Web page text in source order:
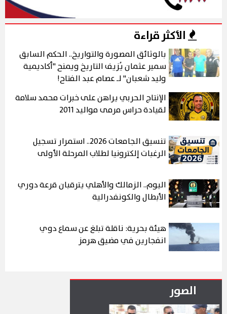
الأكثر قراءة
بالوثائق المصورة والتواريخ.. الحكم السابق
سمير عثمان يُزيف التاريخ ويمنح "أكاديمية
وليد شعبان" لـ عصام عبد الفتاح!
الإنتاج الحربي يراهن على خبرات محمد سلامة
لقيادة حراس مرمى مواليد 2011
تنسيق الجامعات 2026.. استمرار تسجيل
الرغبات إلكترونيا لطلاب المرحلة الأولى
اليوم.. الزمالك والأهلي يترقبان قرعة دوري
الأبطال والكونفدرالية
هيئة بحرية: ناقلة تبلغ عن سماع دوي
انفجارين في مضيق هرمز
الصور